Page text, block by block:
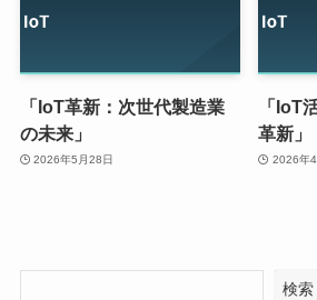
「IoT革新：次世代製造業
の未来」
2026年5月28日
「IoT
革新」
2026年
検索